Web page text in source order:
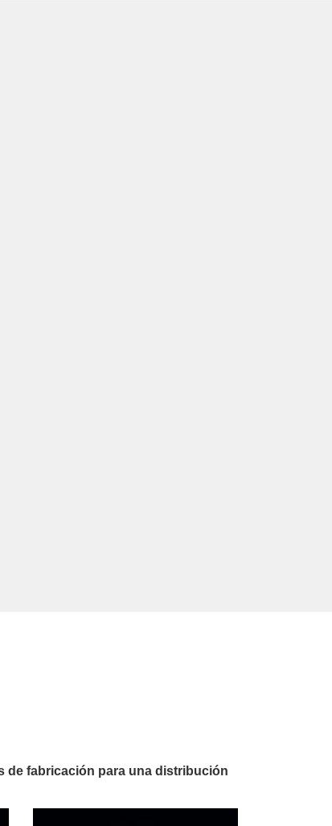
de fabricación para una distribución